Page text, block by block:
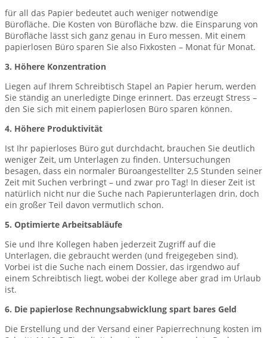
für all das Papier bedeutet auch weniger notwendige
Bürofläche. Die Kosten von Bürofläche bzw. die Einsparung von
Bürofläche lässt sich ganz genau in Euro messen. Mit einem
papierlosen Büro sparen Sie also Fixkosten – Monat für Monat.
3. Höhere Konzentration
Liegen auf Ihrem Schreibtisch Stapel an Papier herum, werden
Sie ständig an unerledigte Dinge erinnert. Das erzeugt Stress –
den Sie sich mit einem papierlosen Büro sparen können.
4. Höhere Produktivität
Ist Ihr papierloses Büro gut durchdacht, brauchen Sie deutlich
weniger Zeit, um Unterlagen zu finden. Untersuchungen
besagen, dass ein normaler Büroangestellter 2,5 Stunden seiner
Zeit mit Suchen verbringt – und zwar pro Tag! In dieser Zeit ist
natürlich nicht nur die Suche nach Papierunterlagen drin, doch
ein großer Teil davon vermutlich schon.
5. Optimierte Arbeitsabläufe
Sie und Ihre Kollegen haben jederzeit Zugriff auf die
Unterlagen, die gebraucht werden (und freigegeben sind).
Vorbei ist die Suche nach einem Dossier, das irgendwo auf
einem Schreibtisch liegt, wobei der Kollege aber grad im Urlaub
ist.
6. Die papierlose Rechnungsabwicklung spart bares Geld
Die Erstellung und der Versand einer Papierrechnung kosten im